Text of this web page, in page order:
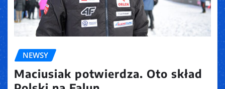
NEWSY
Maciusiak potwierdza. Oto skład